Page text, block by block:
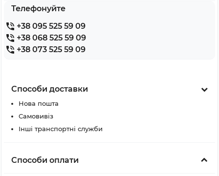
Телефонуйте
+38 095 525 59 09
+38 068 525 59 09
+38 073 525 59 09
Способи доставки
Нова пошта
Самовивіз
Інші транспортні служби
Способи оплати